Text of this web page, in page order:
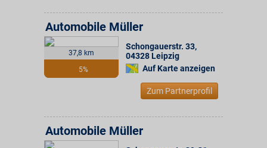
37,8 km
5%
Automobile Müller
Schongauerstr. 33,
04328 Leipzig
Auf Karte anzeigen
Zum Partnerprofil
Automobile Müller